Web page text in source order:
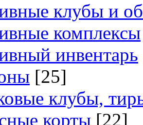
клубы и
комплексы
инвентарь
[25]
клубы,
корты [22]